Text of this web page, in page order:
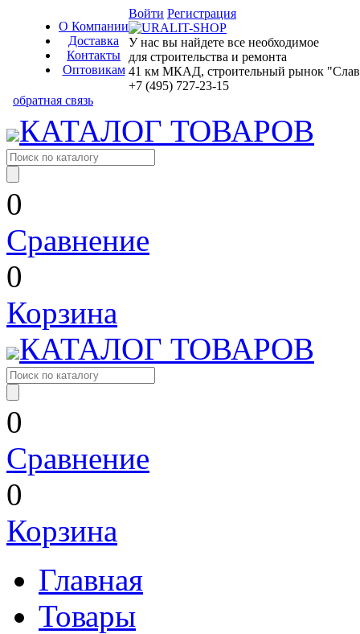
О Компании
Доставка
Контакты
Оптовикам
Войти Регистрация
У нас вы найдете все необходимое
для строительства и ремонта
41 км МКАД, строительный рынок
+7 (495) 727-23-15
обратная связь
КАТАЛОГ ТОВАРОВ
0
Сравнение
0
Корзина
КАТАЛОГ ТОВАРОВ
0
Сравнение
0
Корзина
Главная
Товары